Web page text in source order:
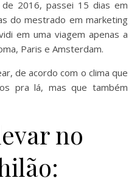
2016, passei 15 dias em
do mestrado em marketing
em uma viagem apenas a
Paris e Amsterdam.
de acordo com o clima que
pra lá, mas que também
no